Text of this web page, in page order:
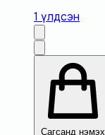
1 үлдсэн
Сагсанд нэмэх